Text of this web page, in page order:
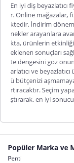
En iyi diş beyazlatıcı
r. Online mağazalar,
ktedir. İndirim
nekler arayanlara
kta, ürünlerin
eklenen sonuçları
te dengesini göz
arlatıcı ve beyazlatıcı
ü bütçenizi
rtıracaktır. Seçim
ştırarak, en iyi
Popüler Marka ve
Penti